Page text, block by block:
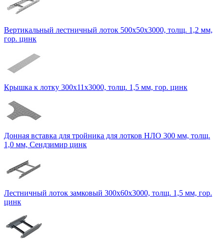
Вертикальный лестничный лоток 500х50х3000, толщ. 1,2 мм,
гор. цинк
Крышка к лотку 300х11х3000, толщ. 1,5 мм, гор. цинк
Донная вставка для тройника для лотков НЛО 300 мм, толщ.
1,0 мм, Сендзимир цинк
Лестничный лоток замковый 300х60х3000, толщ. 1,5 мм, гор.
цинк